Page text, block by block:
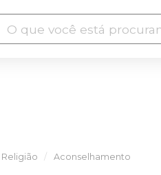
Religião Aconselhamento